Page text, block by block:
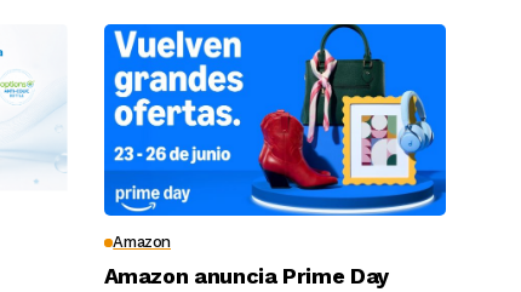
Amazon
Amazon anuncia Prime Day